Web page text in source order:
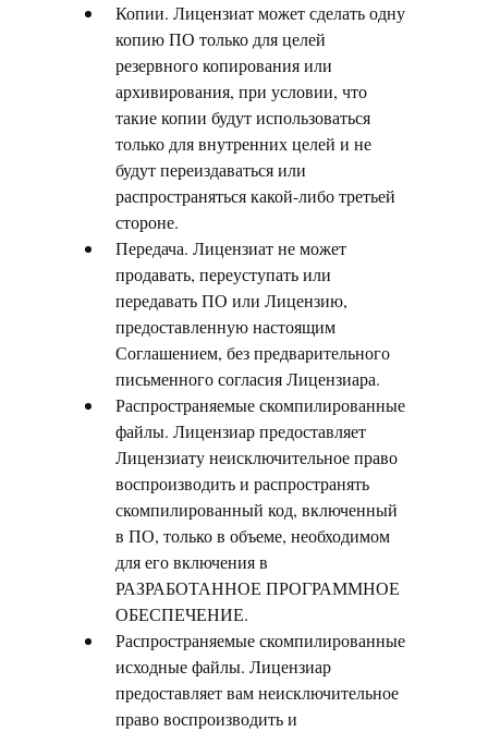
Копии. Лицензиат может сделать одну
копию ПО только для целей
резервного копирования или
архивирования, при условии, что
такие копии будут использоваться
только для внутренних целей и не
будут переиздаваться или
распространяться какой-либо третьей
стороне.
Передача. Лицензиат не может
продавать, переуступать или
передавать ПО или Лицензию,
предоставленную настоящим
Соглашением, без предварительного
письменного согласия Лицензиара.
Распространяемые скомпилированные
файлы. Лицензиар предоставляет
Лицензиату неисключительное право
воспроизводить и распространять
скомпилированный код, включенный
в ПО, только в объеме, необходимом
для его включения в
РАЗРАБОТАННОЕ ПРОГРАММНОЕ
ОБЕСПЕЧЕНИЕ.
Распространяемые скомпилированные
исходные файлы. Лицензиар
предоставляет вам неисключительное
право воспроизводить и